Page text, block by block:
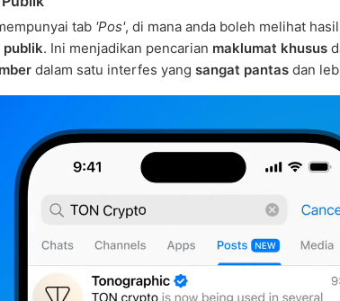
tab 'Pos', di mana anda boleh melihat
publik. Ini menjadikan pencarian maklumat khusus
dalam satu interfes yang sangat pantas dan